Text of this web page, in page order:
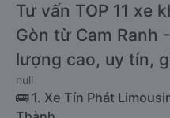
Tư vấn TOP 11 xe
Gòn từ Cam Ranh
lượng cao, uy tín,
null
🚌 1. Xe Tín Phát